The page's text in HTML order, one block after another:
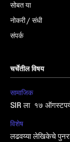
सोबत या
नोकरी / संधी
संपर्क
चर्चेतील विषय
सामाजिक
SIR ला १७
विशेष
लढवय्या लेखिकेचे